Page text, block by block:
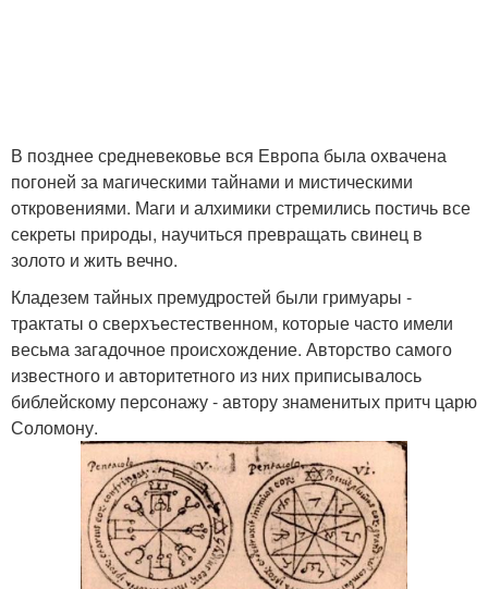
В позднее средневековье вся Европа была охвачена
погоней за магическими тайнами и мистическими
откровениями. Маги и алхимики стремились постичь все
секреты природы, научиться превращать свинец в
золото и жить вечно.
Кладезем тайных премудростей были гримуары -
трактаты о сверхъестественном, которые часто имели
весьма загадочное происхождение. Авторство самого
известного и авторитетного из них приписывалось
библейскому персонажу - автору знаменитых притч царю
Соломону.